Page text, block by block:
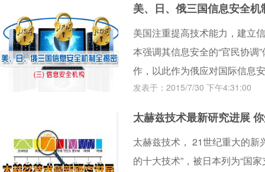
美、日、俄三国信息安全
美国注重提高技术能力，建立
本强调其信息安全的“官民协调
作，以此作为俄应对国际信息
司。
发表于：2015/7/30 下午4:31:00
太赫兹技术最新研究进展
太赫兹技术， 21世纪重大的新
的十大技术”，被日本列为“国